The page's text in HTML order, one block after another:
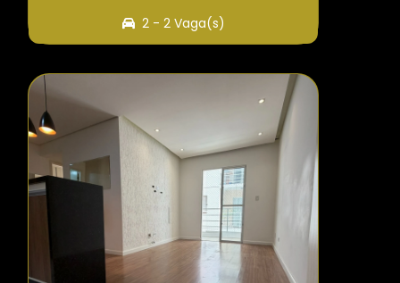
2 - 2 Vaga(s)